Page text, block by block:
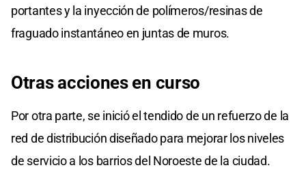
portantes y la inyección de polímeros/resinas de
fraguado instantáneo en juntas de muros.
Otras acciones en curso
Por otra parte, se inició el tendido de un refuerzo de la
red de distribución diseñado para mejorar los niveles
de servicio a los barrios del Noroeste de la ciudad.